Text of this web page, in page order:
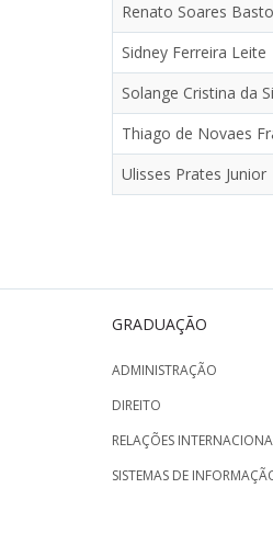
Renato Soares
Sidney Ferreira Leite
Solange Cristina da
Thiago de Novaes
Ulisses Prates Junior
GRADUAÇÃO
ADMINISTRAÇÃO
DIREITO
RELAÇÕES
SISTEMAS DE